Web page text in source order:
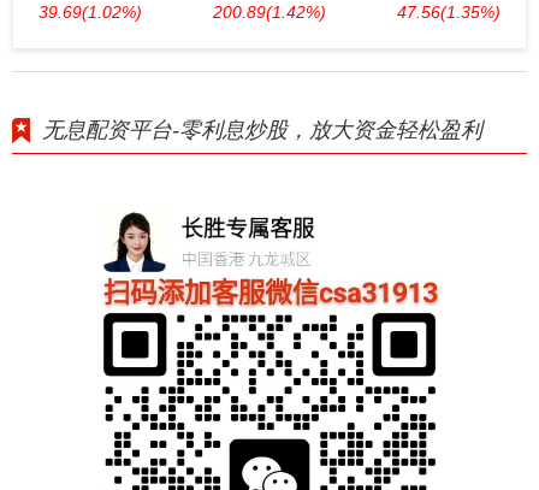
39.69(1.02%) 200.89(1.42%) 47.56(1.35%)
无息配资平台-零利息炒股，放大资金轻松盈利